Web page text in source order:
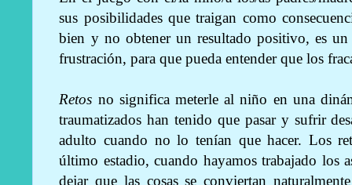
sus posibilidades que traigan como
bien y no obtener un resultado positivo, es
frustración, para que pueda entender que los
Retos no significa meterle al niño en una
traumatizados han tenido que pasar y sufrir
adulto cuando no lo tenían que hacer. Los
último estadio, cuando hayamos trabajado los
dejar que las cosas se conviertan